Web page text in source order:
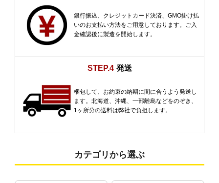
銀行振込、クレジットカード決済、GMO掛け払
いのお支払い方法をご用意しております。ご入
金確認後に製造を開始します。
STEP.4 発送
梱包して、お約束の納期に間に合うよう発送し
ます。北海道、沖縄、一部離島などをのぞき、
1ヶ所分の送料は弊社で負担します。
カテゴリから選ぶ